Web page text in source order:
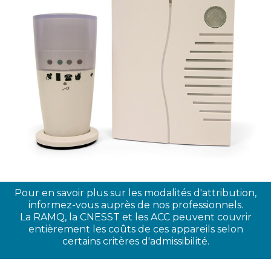
Pour en savoir plus sur les modalités d'attribution,
informez-vous auprès de nos professionnels.
La RAMQ, la CNESST et les ACC peuvent couvrir
entièrement les coûts de ces appareils selon
certains critères d'admissibilité.